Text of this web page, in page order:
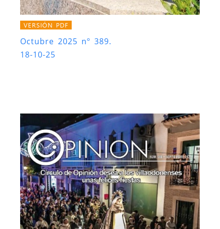
VERSIÓN PDF
Octubre 2025 nº 389.
18-10-25